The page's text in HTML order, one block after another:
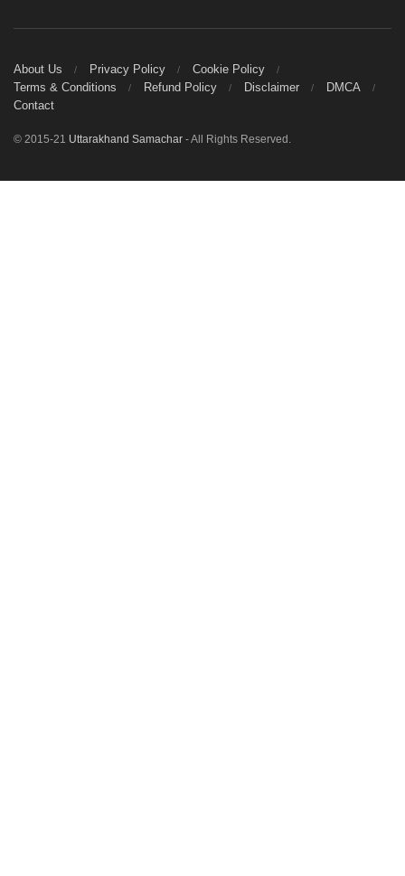
About Us Privacy Policy
Cookie Policy
Terms & Conditions
Refund Policy Disclaimer
DMCA
Contact
© 2015-21 Uttarakhand Samachar - All Rights Reserved.